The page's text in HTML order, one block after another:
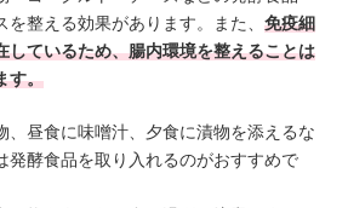
整える効果があります。また、 免疫細
しているため、腸内環境を整えることは
す。
、昼食に味噌汁、夕食に漬物を添えるな
発酵食品を取り入れるのがおすすめで